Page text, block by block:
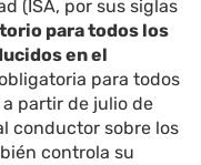
(ISA, por sus siglas
para todos los
en el
para todos
partir de julio de
conductor sobre los
controla su